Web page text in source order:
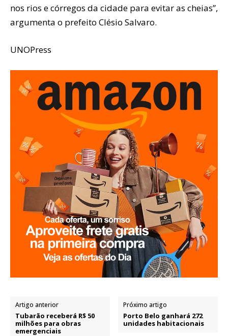
nos rios e córregos da cidade para evitar as cheias”,
argumenta o prefeito Clésio Salvaro.
UNOPress
Artigo anterior
Tubarão receberá R$ 50
milhões para obras
emergenciais
Próximo artigo
Porto Belo ganhará 272
unidades habitacionais